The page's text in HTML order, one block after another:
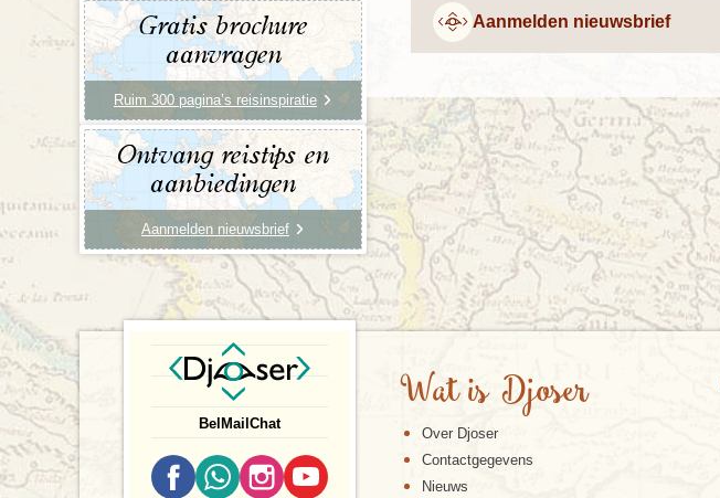
Aanmelden nieuwsbrief
Gratis brochure
aanvragen
Ruim 300 pagina’s reisinspiratie
Ontvang reistips en
aanbiedingen
Aanmelden nieuwsbrief
Bel Mail Chat
Wat is Djoser
Over Djoser
Contactgegevens
Nieuws